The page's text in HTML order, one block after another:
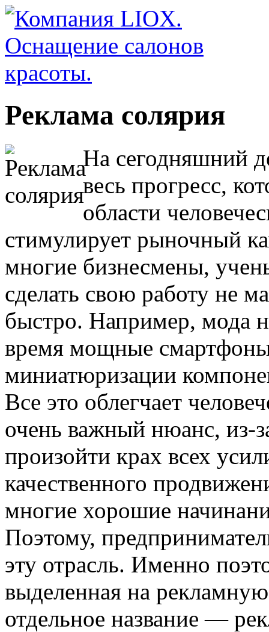
Реклама солярия
На сегодняшний
весь прогресс,
области
стимулирует рыночный
многие бизнесмены,
сделать свою работу не
быстро. Например, мода
время мощные
миниатюризации
Все это облегчает
очень важный нюанс, из-
произойти крах всех
качественного
многие хорошие
Поэтому,
эту отрасль. Именно
выделенная на
отдельное название —